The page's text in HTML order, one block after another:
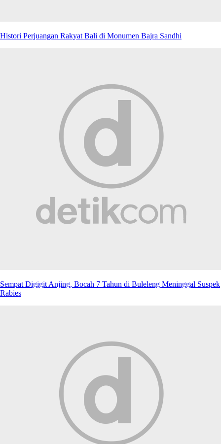
Histori Perjuangan Rakyat Bali di Monumen Bajra Sandhi
Sempat Digigit Anjing, Bocah 7 Tahun di Buleleng Meninggal Suspek
Rabies